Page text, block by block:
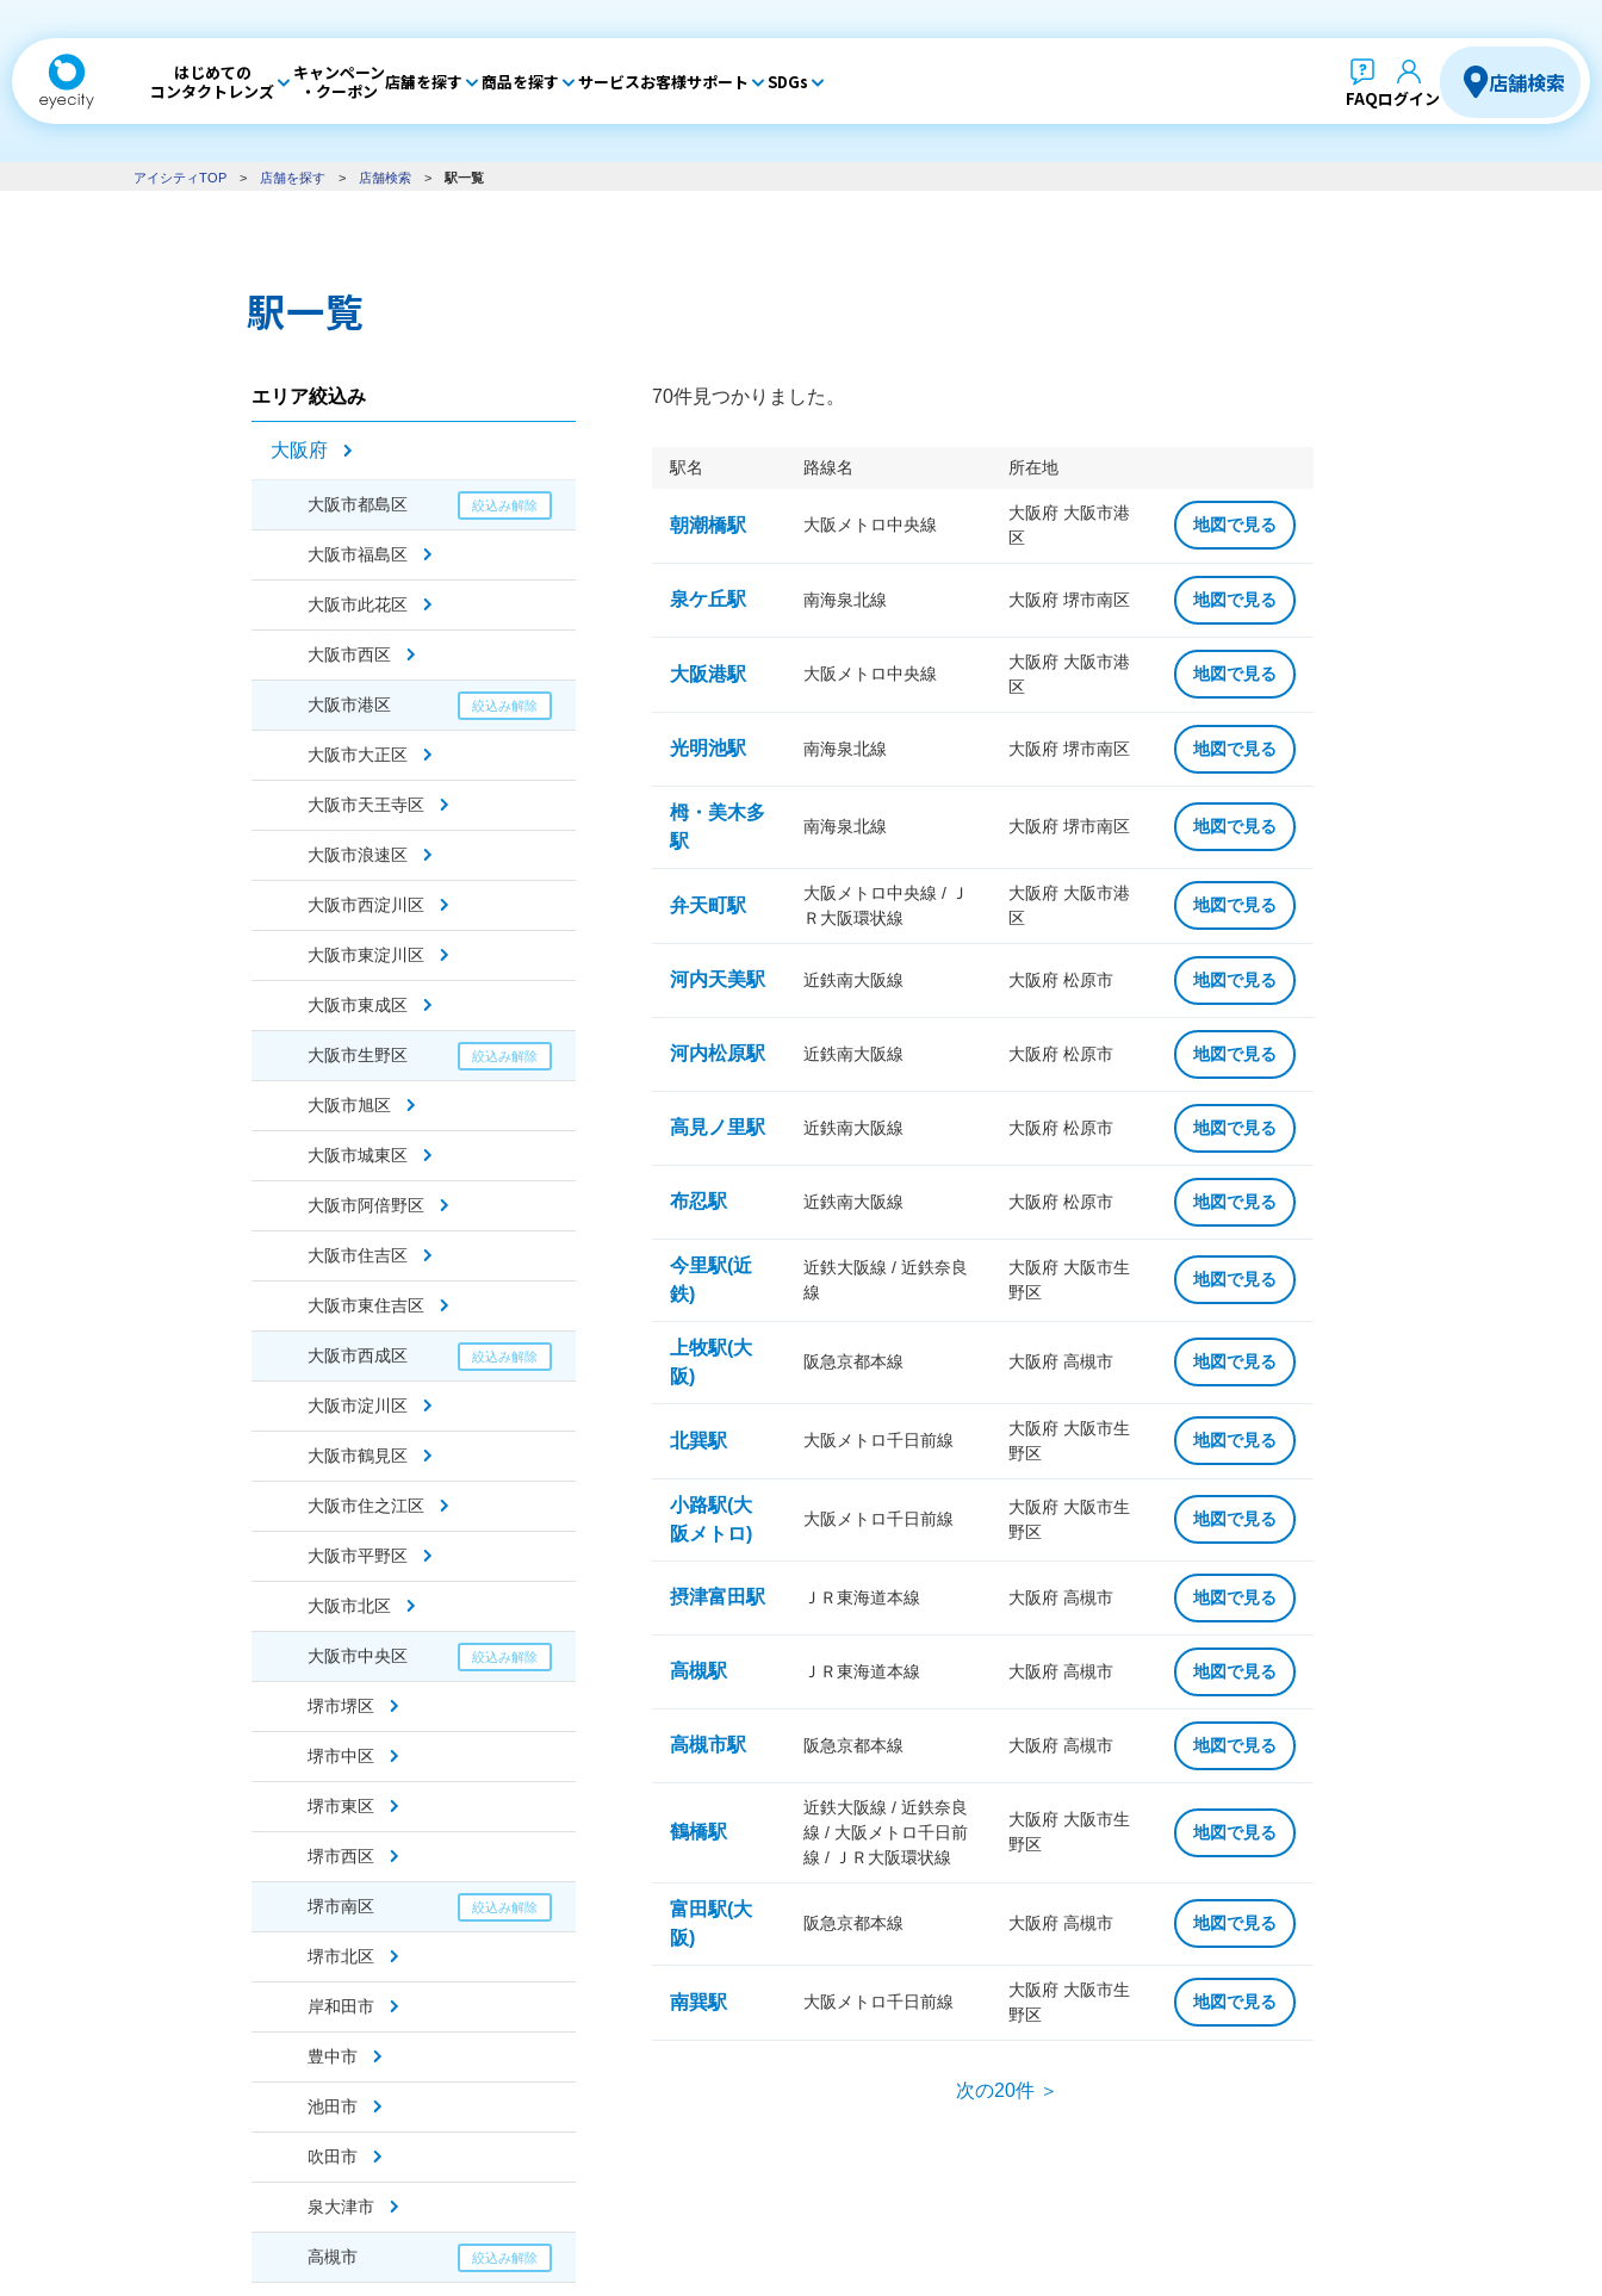
はじめての
コンタクトレンズ
キャンペーン
・クーポン 店舗を探す 商品を探す サービスお客様サポート SDGs
FAQログイン
店舗検索
アイシティTOP > 店舗を探す > 店舗検索 > 駅一覧
駅一覧
エリア絞込み
大阪府
大阪市都島区
大阪市福島区
大阪市此花区
大阪市西区
大阪市港区
大阪市大正区
大阪市天王寺区
大阪市浪速区
大阪市西淀川区
大阪市東淀川区
大阪市東成区
大阪市生野区
大阪市旭区
大阪市城東区
大阪市阿倍野区
大阪市住吉区
大阪市東住吉区
大阪市西成区
大阪市淀川区
大阪市鶴見区
大阪市住之江区
大阪市平野区
大阪市北区
大阪市中央区
堺市堺区
堺市中区
堺市東区
堺市西区
堺市南区
堺市北区
岸和田市
豊中市
池田市
吹田市
泉大津市
高槻市
70件見つかりました。
駅名 路線名 所在地
朝潮橋駅 大阪メトロ中央線
大阪府 大阪市港
区
地図で見る
泉ケ丘駅 南海泉北線 大阪府 堺市南区 地図で見る
大阪港駅 大阪メトロ中央線
大阪府 大阪市港
区
地図で見る
光明池駅 南海泉北線 大阪府 堺市南区 地図で見る
栂・美木多
駅
南海泉北線 大阪府 堺市南区 地図で見る
弁天町駅
大阪メトロ中央線 / Ｊ
Ｒ大阪環状線
大阪府 大阪市港
区
地図で見る
河内天美駅 近鉄南大阪線 大阪府 松原市 地図で見る
河内松原駅 近鉄南大阪線 大阪府 松原市 地図で見る
高見ノ里駅 近鉄南大阪線 大阪府 松原市 地図で見る
布忍駅 近鉄南大阪線 大阪府 松原市 地図で見る
今里駅(近
鉄)
近鉄大阪線 / 近鉄奈良
線
大阪府 大阪市生
野区
地図で見る
上牧駅(大
阪)
阪急京都本線 大阪府 高槻市 地図で見る
北巽駅 大阪メトロ千日前線
大阪府 大阪市生
野区
地図で見る
小路駅(大
阪メトロ)
大阪メトロ千日前線
大阪府 大阪市生
野区
地図で見る
摂津富田駅 ＪＲ東海道本線 大阪府 高槻市 地図で見る
高槻駅 ＪＲ東海道本線 大阪府 高槻市 地図で見る
高槻市駅 阪急京都本線 大阪府 高槻市 地図で見る
鶴橋駅
近鉄大阪線 / 近鉄奈良
線 / 大阪メトロ千日前
線 / ＪＲ大阪環状線
大阪府 大阪市生
野区
地図で見る
富田駅(大
阪)
阪急京都本線 大阪府 高槻市 地図で見る
南巽駅 大阪メトロ千日前線
大阪府 大阪市生
野区
地図で見る
次の20件 ＞